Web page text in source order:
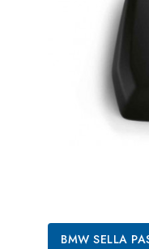
BMW SELLA